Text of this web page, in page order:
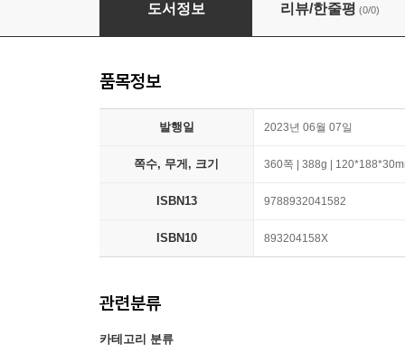
도서정보 리뷰/한줄평 (0/0)
품목정보
발행일 2023년 06월 07일
쪽수, 무게, 크기 360쪽 | 388g |
ISBN13 9788932041582
ISBN10 893204158X
관련분류
카테고리 분류